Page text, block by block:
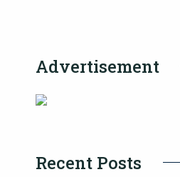
Advertisement
Recent Posts